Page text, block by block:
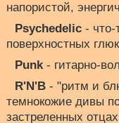
напористой,
Psychedelic - что-
поверхностных
Punk- гитарно-
R'N'B - "ритм и
темнокожие дивы
застреленных